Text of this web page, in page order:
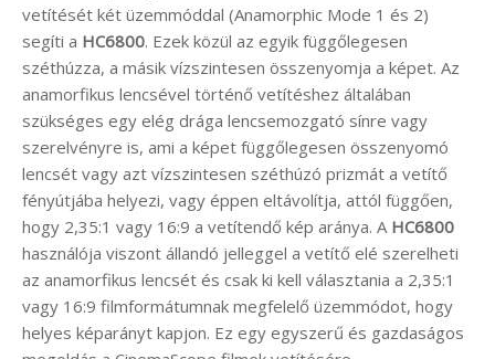
vetítését két üzemmóddal (Anamorphic Mode 1 és 2)
segíti a HC6800. Ezek közül az egyik függőlegesen
széthúzza, a másik vízszintesen összenyomja a képet. Az
anamorfikus lencsével történő vetítéshez általában
szükséges egy elég drága lencsemozgató sínre vagy
szerelvényre is, ami a képet függőlegesen összenyomó
lencsét vagy azt vízszintesen széthúzó prizmát a vetítő
fényútjába helyezi, vagy éppen eltávolítja, attól függően,
hogy 2,35:1 vagy 16:9 a vetítendő kép aránya. A HC6800
használója viszont állandó jelleggel a vetítő elé szerelheti
az anamorfikus lencsét és csak ki kell választania a 2,35:1
vagy 16:9 filmformátumnak megfelelő üzemmódot, hogy
helyes képarányt kapjon. Ez egy egyszerű és gazdaságos